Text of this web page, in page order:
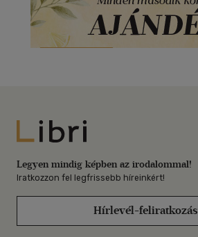
Libri
Legyen mindig képben az irodalommal!
Iratkozzon fel legfrissebb híreinkért!
Hírlevél-feliratkozás